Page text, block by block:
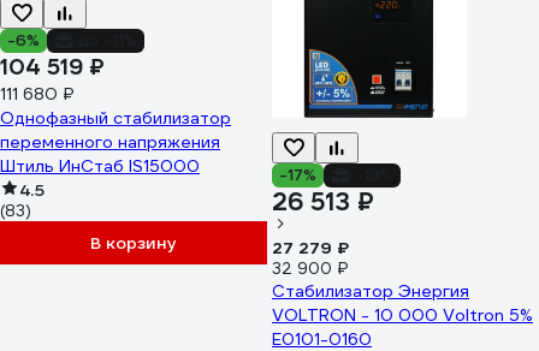
-6%
104 519 ₽
111 680 ₽
Однофазный стабилизатор
переменного напряжения
Штиль ИнСтаб IS15000
4.5
(83)
В корзину
-17%
26 513 ₽
27 279 ₽
32 900 ₽
Стабилизатор Энергия
VOLTRON - 10 000 Voltron 5%
Е0101-0160